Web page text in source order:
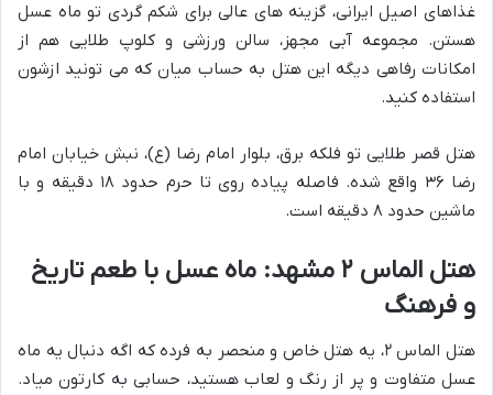
غذاهای اصیل ایرانی، گزینه های عالی برای شکم گردی تو ماه عسل
هستن. مجموعه آبی مجهز، سالن ورزشی و کلوپ طلایی هم از
امکانات رفاهی دیگه این هتل به حساب میان که می تونید ازشون
استفاده کنید.
هتل قصر طلایی تو فلکه برق، بلوار امام رضا (ع)، نبش خیابان امام
رضا ۳۶ واقع شده. فاصله پیاده روی تا حرم حدود ۱۸ دقیقه و با
ماشین حدود ۸ دقیقه است.
هتل الماس ۲ مشهد: ماه عسل با طعم تاریخ
و فرهنگ
هتل الماس ۲، یه هتل خاص و منحصر به فرده که اگه دنبال یه ماه
عسل متفاوت و پر از رنگ و لعاب هستید، حسابی به کارتون میاد.